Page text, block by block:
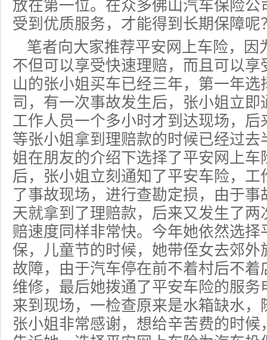
放在第一位。在众多佛山汽车保险公
受到优质服务，才能得到长期保障呢
笔者向大家推荐平安网上车险，因
不但可以享受快速理赔，而且可以
山的张小姐买车已经三年，第一年
司，有一次事故发生后，张小姐立
工作人员一个多小时才到达现场，
等张小姐拿到理赔款的时候已经过
姐在朋友的介绍下选择了平安网上
后，张小姐立刻通知了平安车险，
了事故现场，进行查勘定损，由于
天就拿到了理赔款，后来又发生了
赔速度同样非常快。今年她依然选
保，儿童节的时候，她带侄女去郊
故障，由于汽车停在前不着村后不
维修，最后她拨通了平安车险的服
来到现场，一检查原来是水箱缺水
张小姐非常感谢，想给辛苦费的时